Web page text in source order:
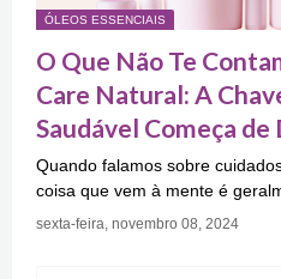
ÓLEOS ESSENCIAIS
O Que Não Te
Care Natural: A
Saudável Começa
Quando falamos sobre
coisa que vem à mente é
sexta-feira, novembro 08, 2024